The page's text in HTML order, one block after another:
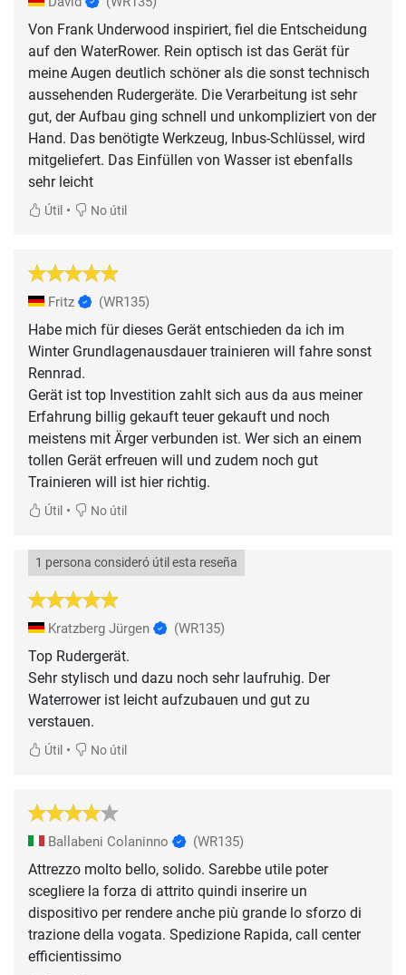
Von Frank Underwood inspiriert, fiel die Entscheidung
auf den WaterRower. Rein optisch ist das Gerät für
meine Augen deutlich schöner als die sonst technisch
aussehenden Rudergeräte. Die Verarbeitung ist sehr
gut, der Aufbau ging schnell und unkompliziert von der
Hand. Das benötigte Werkzeug, Inbus-Schlüssel, wird
mitgeliefert. Das Einfüllen von Wasser ist ebenfalls
sehr leicht
Útil • No útil
Fritz (WR135)
Habe mich für dieses Gerät entschieden da ich im
Winter Grundlagenausdauer trainieren will fahre sonst
Rennrad.
Gerät ist top Investition zahlt sich aus da aus meiner
Erfahrung billig gekauft teuer gekauft und noch
meistens mit Ärger verbunden ist. Wer sich an einem
tollen Gerät erfreuen will und zudem noch gut
Trainieren will ist hier richtig.
Útil • No útil
1 persona consideró útil esta reseña
Kratzberg Jürgen (WR135)
Top Rudergerät.
Sehr stylisch und dazu noch sehr laufruhig. Der
Waterrower ist leicht aufzubauen und gut zu
verstauen.
Útil • No útil
Ballabeni Colaninno (WR135)
Attrezzo molto bello, solido. Sarebbe utile poter
scegliere la forza di attrito quindi inserire un
dispositivo per rendere anche più grande lo sforzo di
trazione della vogata. Spedizione Rapida, call center
efficientissimo